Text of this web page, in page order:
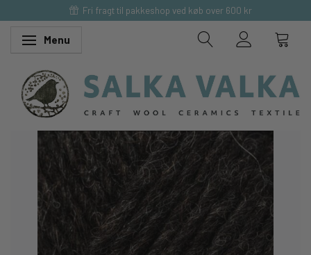
Fri fragt til pakkeshop ved køb over 600 kr
Skifte navigation
Menu